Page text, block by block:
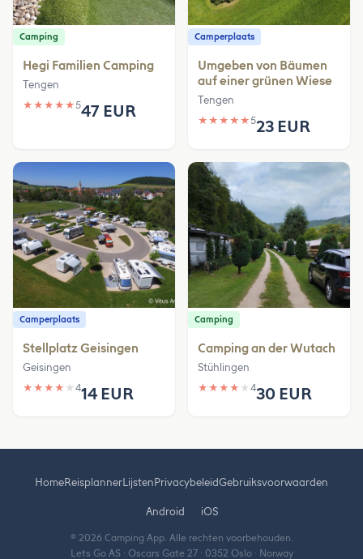
Camping
Hegi Familien Camping
Tengen
★ ★ ★ ★ ★547 EUR
Camperplaats
Umgeben von Bäumen
auf einer grünen Wiese
Tengen
★ ★ ★ ★ ★523 EUR
Camperplaats
Stellplatz Geisingen
Geisingen
★ ★ ★ ★ ★ 414 EUR
Camping
Camping an der Wutach
Stühlingen
★ ★ ★ ★ ★ 430 EUR
HomeReisplannerLijstenPrivacybeleidGebruiksvoorwaarden
Android iOS
© 2026 Camping App. Alle rechten voorbehouden.
Lets Go AS · Oscars Gate 27 · 0352 Oslo · Norway